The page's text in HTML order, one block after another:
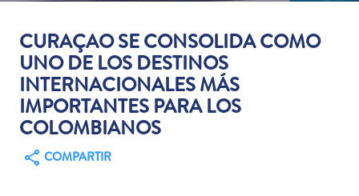
Actividades
acuáticas
Alquiler
de
CURAÇAO SE CONSOLIDA COMO
UNO DE LOS DESTINOS
INTERNACIONALES MÁS
IMPORTANTES PARA LOS
COLOMBIANOS
COMPARTIR